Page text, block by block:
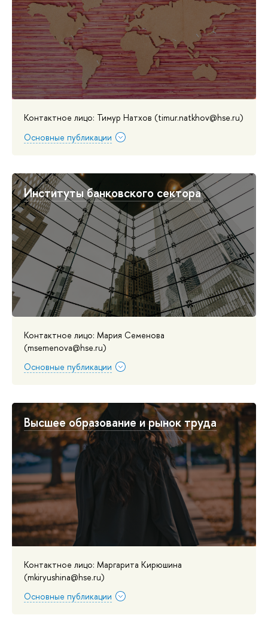
Контактное лицо: Тимур Натхов (timur.natkhov@hse.ru)
Основные публикации
Институты банковского сектора
Контактное лицо: Мария Семенова
(msemenova@hse.ru)
Основные публикации
Высшее образование и рынок труда
Контактное лицо: Маргарита Кирюшина
(mkiryushina@hse.ru)
Основные публикации